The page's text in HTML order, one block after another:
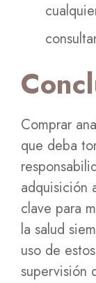
Comprar
que deba
adquisición
clave para
la salud
uso de
supervisión